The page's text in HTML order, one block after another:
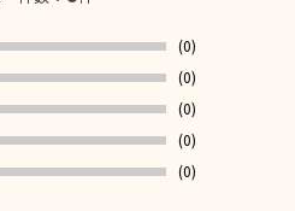
(0)
(0)
(0)
(0)
(0)